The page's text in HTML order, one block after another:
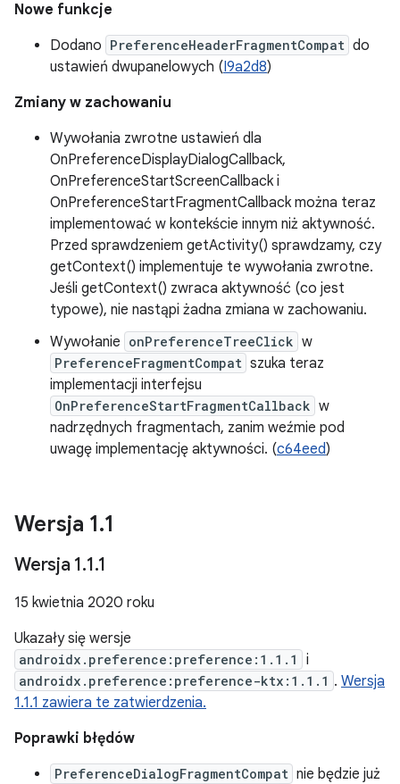
Nowe funkcje
Dodano PreferenceHeaderFragmentCompat do
ustawień dwupanelowych (I9a2d8)
Zmiany w zachowaniu
Wywołania zwrotne ustawień dla
OnPreferenceDisplayDialogCallback,
OnPreferenceStartScreenCallback i
OnPreferenceStartFragmentCallback można teraz
implementować w kontekście innym niż aktywność.
Przed sprawdzeniem getActivity() sprawdzamy, czy
getContext() implementuje te wywołania zwrotne.
Jeśli getContext() zwraca aktywność (co jest
typowe), nie nastąpi żadna zmiana w zachowaniu.
Wywołanie onPreferenceTreeClick w
PreferenceFragmentCompat szuka teraz
implementacji interfejsu
OnPreferenceStartFragmentCallback w
nadrzędnych fragmentach, zanim weźmie pod
uwagę implementację aktywności. (c64eed)
Wersja 1.1
Wersja 1.1.1
15 kwietnia 2020 roku
Ukazały się wersje
androidx.preference:preference:1.1.1 i
androidx.preference:preference-ktx:1.1.1 . Wersja
1.1.1 zawiera te zatwierdzenia.
Poprawki błędów
PreferenceDialogFragmentCompat nie będzie już